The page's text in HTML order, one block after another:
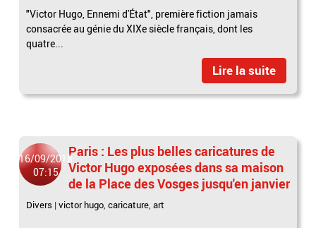
"Victor Hugo, Ennemi d'État", première fiction jamais
consacrée au génie du XIXe siècle français, dont les
quatre...
Lire la suite
16/09/2018
07:15
Paris : Les plus belles caricatures de
Victor Hugo exposées dans sa maison
de la Place des Vosges jusqu'en janvier
Divers |victor hugo ,caricature ,art